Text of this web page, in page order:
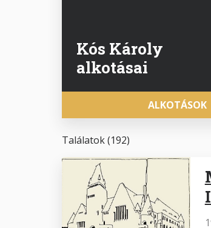
Kós Károly
alkotásai
navigáció
ALKOTÁSOK
Találatok (192)